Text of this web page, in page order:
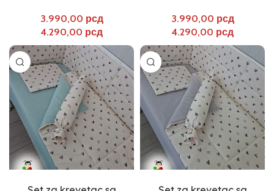
рсд
рсд
рсд
рсд